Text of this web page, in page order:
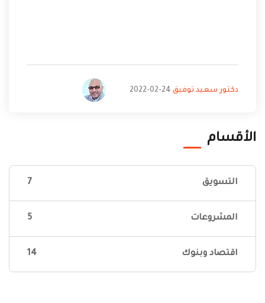
دكتور سعيد توفيق 24-02-2022
الأقسام
التسويق 7
المشروعات 5
اقتصاد وبنوك 14